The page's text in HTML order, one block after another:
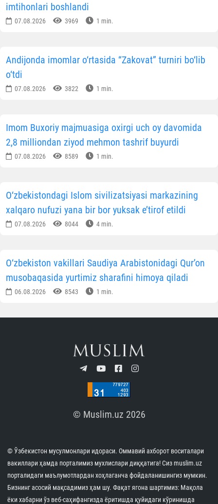
imtihonlari boshlandi
07.08.2026 3969 1 min.
Andijonda imomlar o‘rtasida “Zakovat” turniri bo‘lib
o‘tdi
07.08.2026 3822 1 min.
Imom Buxoriy majmuasiga oxirgi uch oy davomida
2,8 milliondan ziyod mehmon tashrif buyurdi
07.08.2026 8589 1 min.
O‘zbekistondagi Islom sivilizatsiyasi markazining
xalqaro nufuzi yana bir bor yuksak e’tirof etildi
07.08.2026 8044 4 min.
O‘zbekiston vakillari Saudiya Arabistonidagi Qur’on
musobaqasida yurtimiz sharafini himoya qiladi
06.08.2026 8543 1 min.
© Muslim.uz 2026
© Ўзбекистон мусулмонлари идораси. Оммавий ахборот воситалари
вакиллари ҳамда порталимиз мухлислари диққатига! Сиз muslim.uz
порталидаги маълумотлардан хоҳлаганча фойдаланишингиз мумкин.
Бизнинг асосий мақсадимиз ҳам шу. Фақат ягона шартимиз: Мақола
ёки хабарни ўз веб-саҳифангизда ёритишда қуйидаги кўринишда